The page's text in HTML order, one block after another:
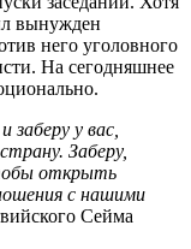
вынужден
него уголовного
На сегодняшнее
у вас,
Заберу,
открыть
с нашими
Сейма